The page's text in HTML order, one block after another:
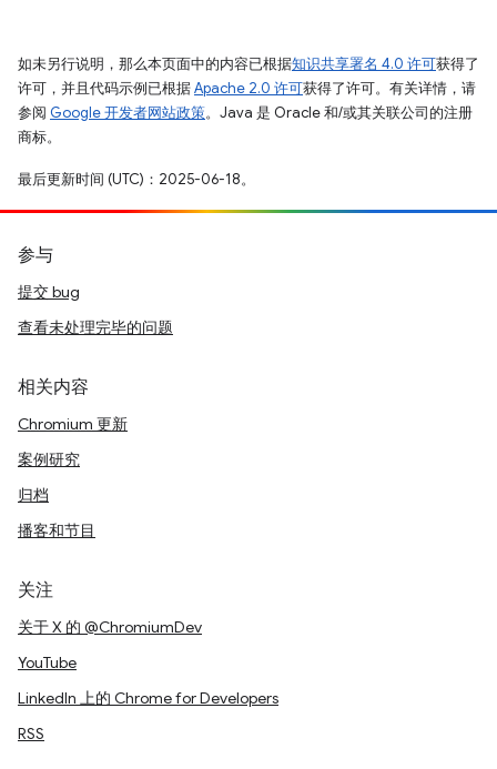
如未另行说明，那么本页面中的内容已根据知识共享署名 4.0 许可获得了
许可，并且代码示例已根据Apache 2.0 许可获得了许可。有关详情，请
参阅 Google 开发者网站政策。Java 是 Oracle 和/或其关联公司的注册
商标。
最后更新时间 (UTC)：2025-06-18。
参与
提交 bug
查看未处理完毕的问题
相关内容
Chromium 更新
案例研究
归档
播客和节目
关注
关于 X 的 @ChromiumDev
YouTube
LinkedIn 上的 Chrome for Developers
RSS